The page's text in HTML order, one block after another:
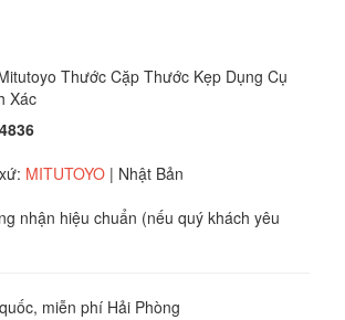
Thước Cặp Thước Kẹp Dụng Cụ
Xác
MITUTOYO | Nhật Bản
nhận hiệu chuẩn (nếu quý khách yêu
miễn phí Hải Phòng